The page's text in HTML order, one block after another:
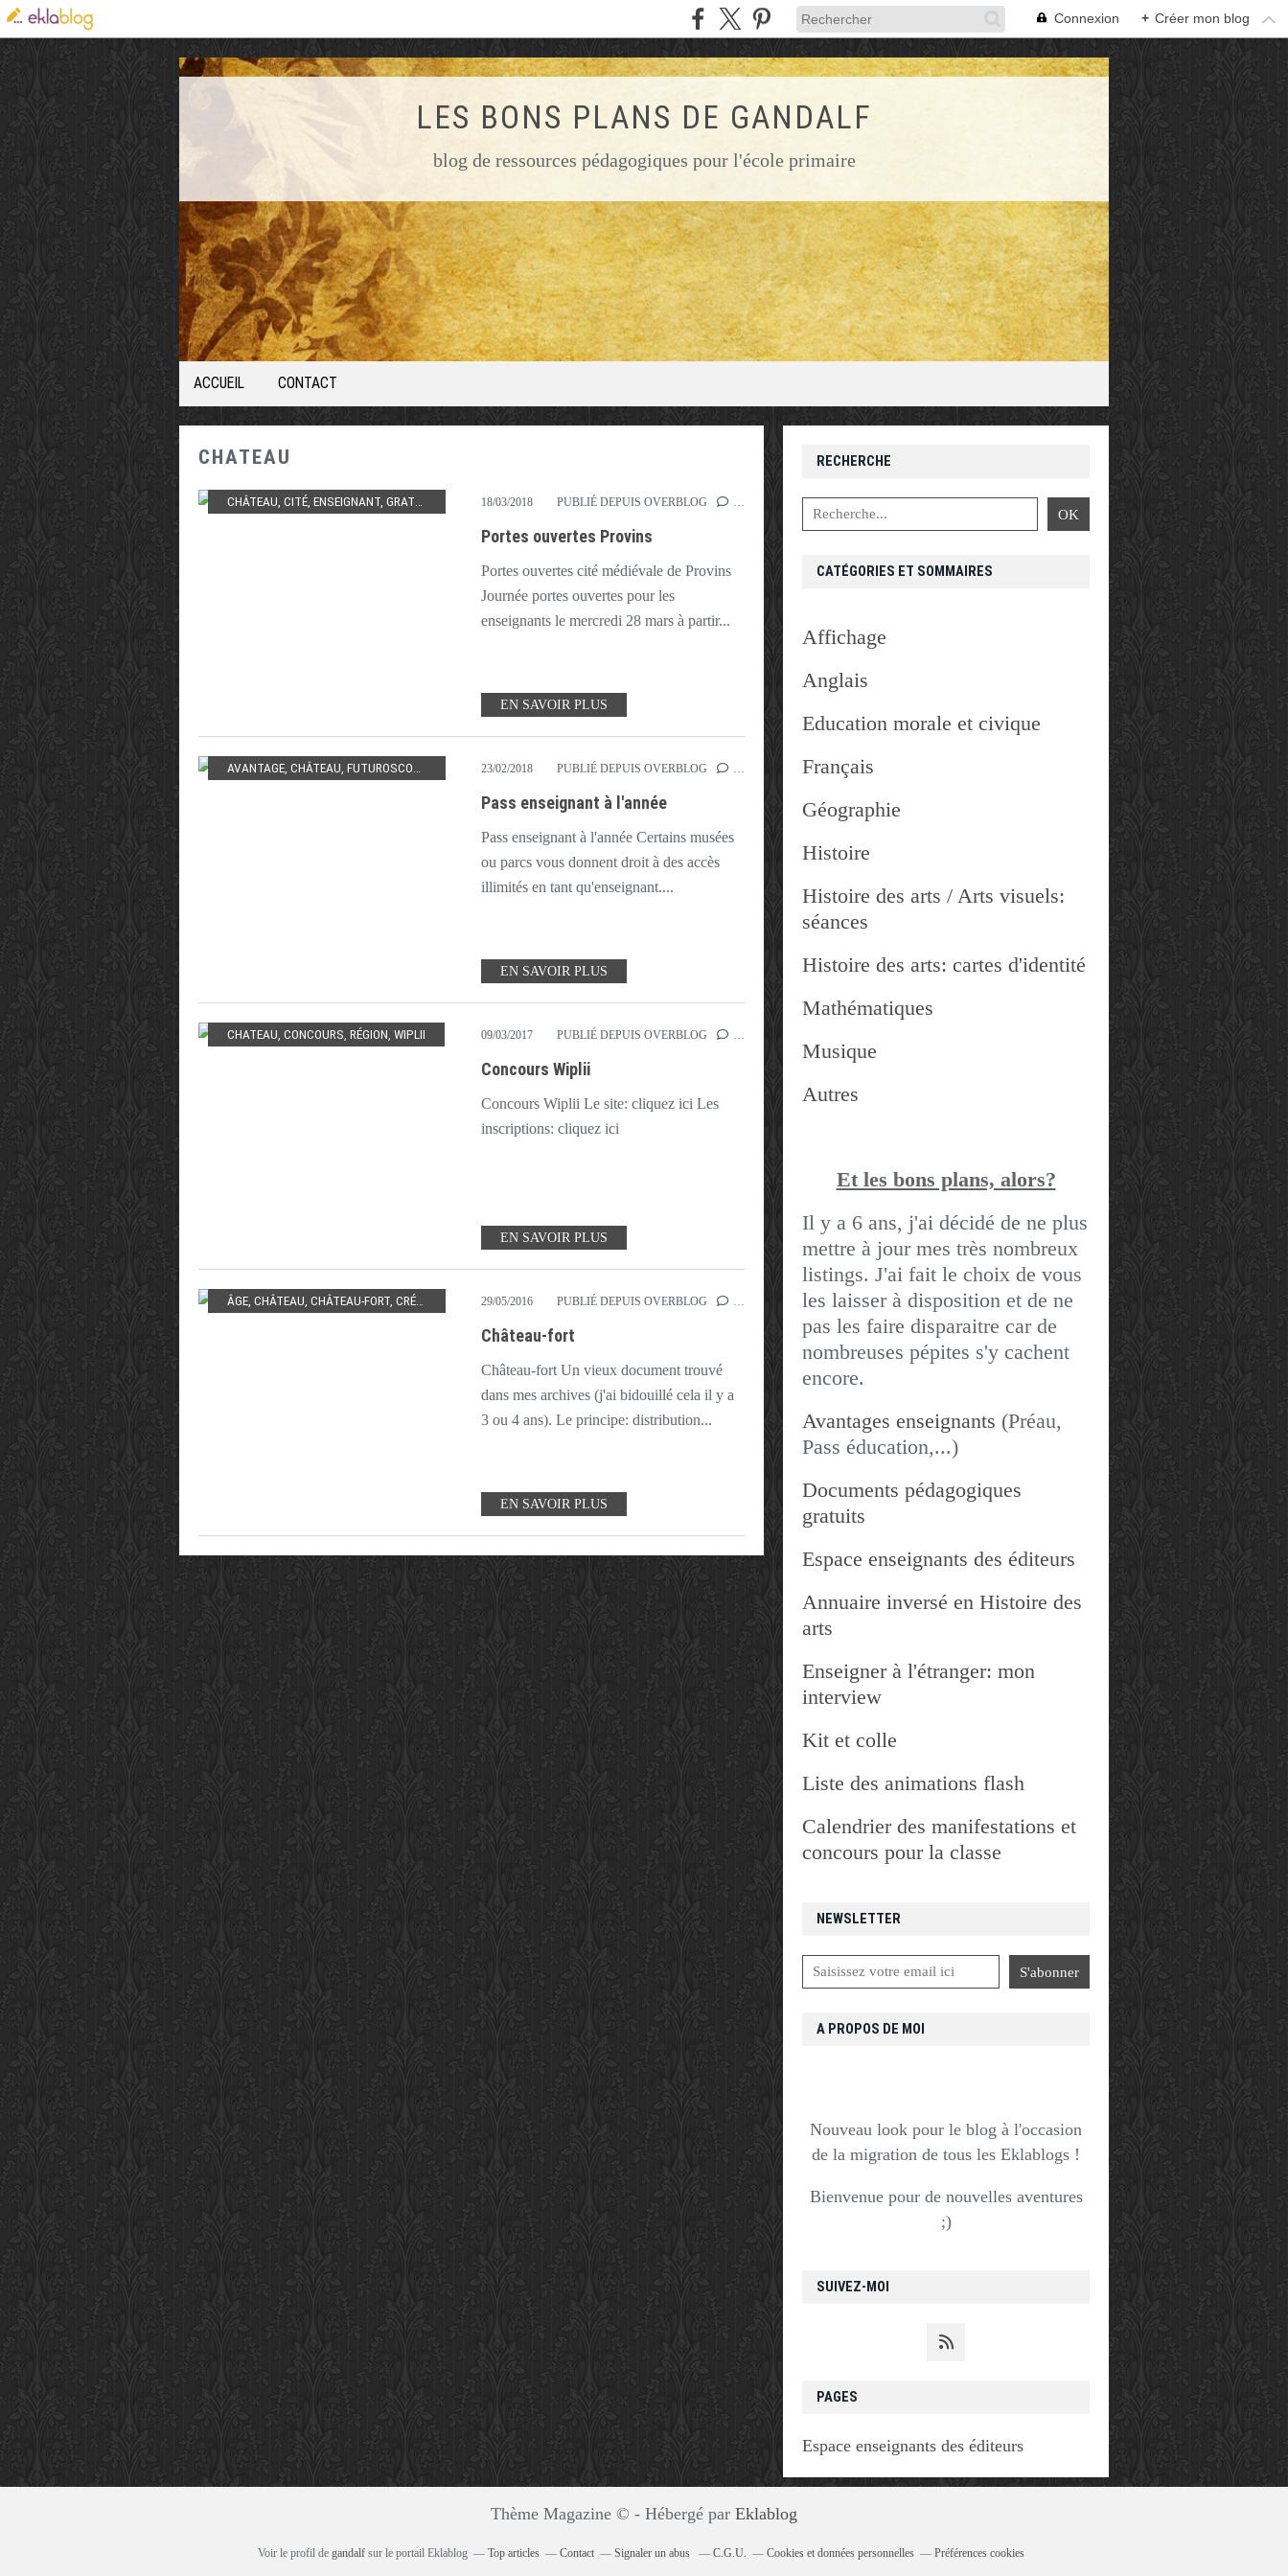
Connexion + Créer mon blog
LES BONS PLANS DE GANDALF
blog de ressources pédagogiques pour l'école primaire
ACCUEIL CONTACT
CHATEAU
CHÂTEAU CITÉ ENSEIGNANT GRATUIT MÉDIÉVALE,PORTES OUVERTES,PROVINS,UNESCO
18/03/2018 PUBLIÉ DEPUIS OVERBLOG
Portes ouvertes Provins
Portes ouvertes cité médiévale de Provins
Journée portes ouvertes pour les
enseignants le mercredi 28 mars à partir...
EN SAVOIR PLUS
AVANTAGE CHÂTEAU FUTUROSCOPE ,MUSÉE,PASS ,PUY DU FOU,SEALIFE
23/02/2018 PUBLIÉ DEPUIS OVERBLOG
Pass enseignant à l'année
Pass enseignant à l'année Certains musées
ou parcs vous donnent droit à des accès
illimités en tant qu'enseignant....
EN SAVOIR PLUS
CHATEAU CONCOURS RÉGION WIPLII 09/03/2017 PUBLIÉ DEPUIS OVERBLOG
Concours Wiplii
Concours Wiplii Le site: cliquez ici Les
inscriptions: cliquez ici
EN SAVOIR PLUS
ÂGE CHÂTEAU CHÂTEAU-FORT CRÉNEAU DOUVE,EXERCICE LEÇON,MOYEN,SCHÉMA
29/05/2016 PUBLIÉ DEPUIS OVERBLOG
Château-fort
Château-fort Un vieux document trouvé
dans mes archives (j'ai bidouillé cela il y a
3 ou 4 ans). Le principe: distribution...
EN SAVOIR PLUS
NEWSLETTER
SUIVEZ-MOI
RECHERCHE
PAGES
Espace enseignants des éditeurs
CATÉGORIES ET SOMMAIRES
Affichage
Anglais
Education morale et civique
Français
Géographie
Histoire
Histoire des arts / Arts visuels:
séances
Histoire des arts: cartes d'identité
Mathématiques
Musique
Autres
Et les bons plans, alors?
Il y a 6 ans, j'ai décidé de ne plus
mettre à jour mes très nombreux
listings. J'ai fait le choix de vous
les laisser à disposition et de ne
pas les faire disparaitre car de
nombreuses pépites s'y cachent
encore.
Avantages enseignants (Préau,
Pass éducation,...)
Documents pédagogiques
gratuits
Espace enseignants des éditeurs
Annuaire inversé en Histoire des
arts
Enseigner à l'étranger: mon
interview
Kit et colle
Liste des animations flash
Calendrier des manifestations et
concours pour la classe
A PROPOS DE MOI
Nouveau look pour le blog à l'occasion
de la migration de tous les Eklablogs !
Bienvenue pour de nouvelles aventures
;)
Thème Magazine © - Hébergé par Eklablog
Voir le profil de gandalf sur le portail Eklablog Top articles Contact Signaler un abus C.G.U. Cookies et données personnelles Préférences cookies